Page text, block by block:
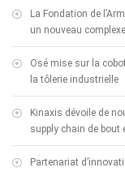
La Fondation de
un nouveau
Osé mise sur la
la tôlerie industrielle
Kinaxis dévoile de
supply chain de bout
Partenariat